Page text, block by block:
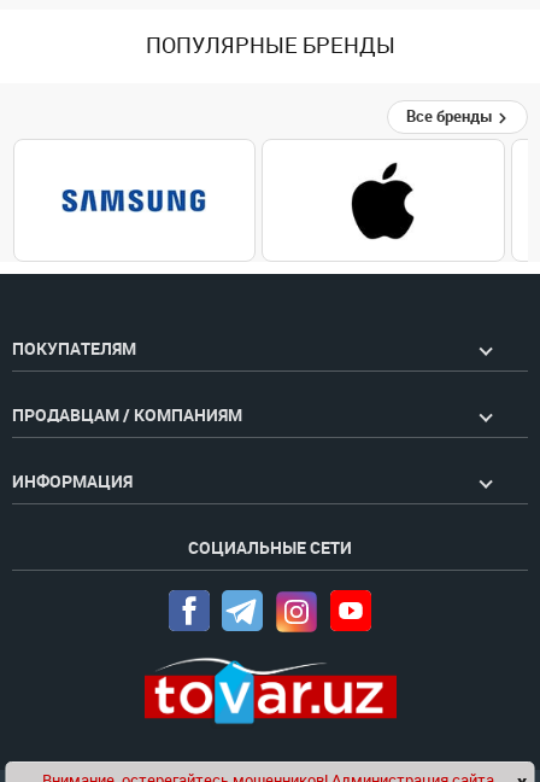
ПОПУЛЯРНЫЕ БРЕНДЫ
Все бренды
ПОКУПАТЕЛЯМ
ПРОДАВЦАМ / КОМПАНИЯМ
ИНФОРМАЦИЯ
СОЦИАЛЬНЫЕ СЕТИ